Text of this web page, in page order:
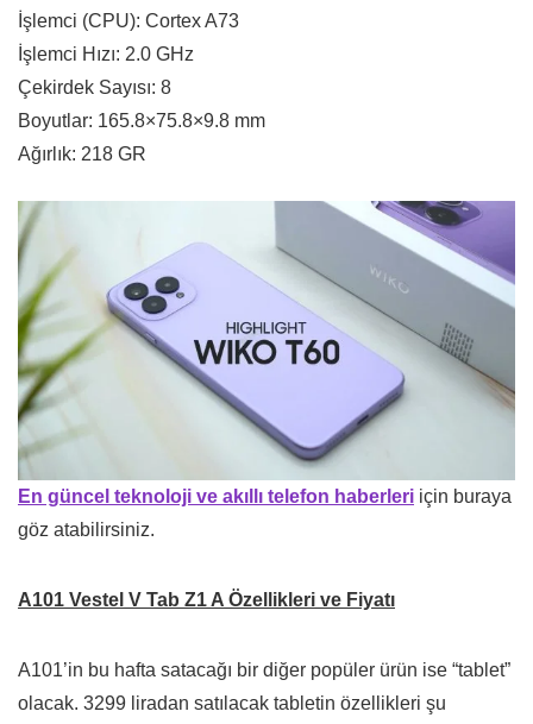
İşlemci (CPU): Cortex A73
İşlemci Hızı: 2.0 GHz
Çekirdek Sayısı: 8
Boyutlar: 165.8×75.8×9.8 mm
Ağırlık: 218 GR
En güncel teknoloji ve akıllı telefon haberleri için buraya
göz atabilirsiniz.
A101 Vestel V Tab Z1 A Özellikleri ve Fiyatı
A101’in bu hafta satacağı bir diğer popüler ürün ise “tablet”
olacak. 3299 liradan satılacak tabletin özellikleri şu